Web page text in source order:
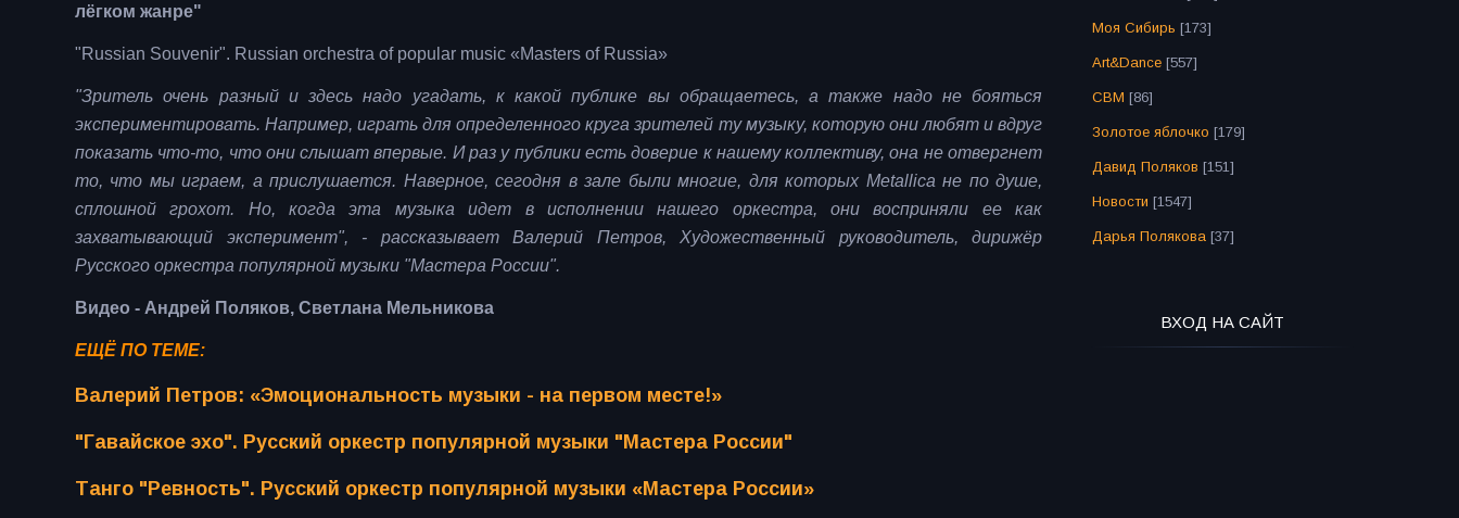
лёгком жанре"
"Russian Souvenir". Russian orchestra of popular music «Masters of Russia»
"Зритель очень разный и здесь надо угадать, к какой публике вы обращаетесь, а также надо не бояться
экспериментировать. Например, играть для определенного круга зрителей ту музыку, которую они любят и вдруг
показать что-то, что они слышат впервые. И раз у публики есть доверие к нашему коллективу, она не отвергнет
то, что мы играем, а прислушается. Наверное, сегодня в зале были многие, для которых Metallica не по душе,
сплошной грохот. Но, когда эта музыка идет в исполнении нашего оркестра, они восприняли ее как
захватывающий эксперимент", - рассказывает Валерий Петров, Художественный руководитель, дирижёр
Русского оркестра популярной музыки "Мастера России".
Видео - Андрей Поляков, Светлана Мельникова
ЕЩЁ ПО ТЕМЕ:
Валерий Петров: «Эмоциональность музыки - на первом месте!»
"Гавайское эхо". Русский оркестр популярной музыки "Мастера России"
Танго "Ревность". Русский оркестр популярной музыки «Мастера России»
Моя Сибирь [173]
Art&Dance [557]
СВМ [86]
Золотое яблочко [179]
Давид Поляков [151]
Новости [1547]
Дарья Полякова [37]
ВХОД НА САЙТ